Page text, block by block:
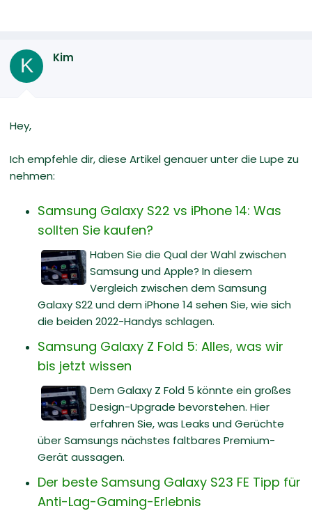
K Kim
Hey,
Ich empfehle dir, diese Artikel genauer unter die Lupe zu
nehmen:
Samsung Galaxy S22 vs iPhone 14: Was
sollten Sie kaufen?
Haben Sie die Qual der Wahl zwischen
Samsung und Apple? In diesem
Vergleich zwischen dem Samsung
Galaxy S22 und dem iPhone 14 sehen Sie, wie sich
die beiden 2022-Handys schlagen.
Samsung Galaxy Z Fold 5: Alles, was wir
bis jetzt wissen
Dem Galaxy Z Fold 5 könnte ein großes
Design-Upgrade bevorstehen. Hier
erfahren Sie, was Leaks und Gerüchte
über Samsungs nächstes faltbares Premium-
Gerät aussagen.
Der beste Samsung Galaxy S23 FE Tipp für
Anti-Lag-Gaming-Erlebnis